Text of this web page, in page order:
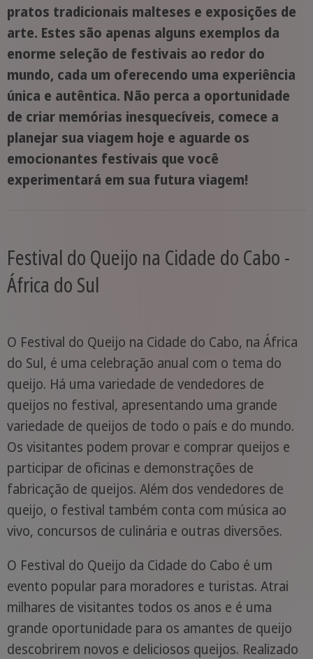
pratos tradicionais malteses e exposições de
arte. Estes são apenas alguns exemplos da
enorme seleção de festivais ao redor do
mundo, cada um oferecendo uma experiência
única e autêntica. Não perca a oportunidade
de criar memórias inesquecíveis, comece a
planejar sua viagem hoje e aguarde os
emocionantes festivais que você
experimentará em sua futura viagem!
Festival do Queijo na Cidade do Cabo -
África do Sul
O Festival do Queijo na Cidade do Cabo, na África
do Sul, é uma celebração anual com o tema do
queijo. Há uma variedade de vendedores de
queijos no festival, apresentando uma grande
variedade de queijos de todo o país e do mundo.
Os visitantes podem provar e comprar queijos e
participar de oficinas e demonstrações de
fabricação de queijos. Além dos vendedores de
queijo, o festival também conta com música ao
vivo, concursos de culinária e outras diversões.
O Festival do Queijo da Cidade do Cabo é um
evento popular para moradores e turistas. Atrai
milhares de visitantes todos os anos e é uma
grande oportunidade para os amantes de queijo
descobrirem novos e deliciosos queijos. Realizado